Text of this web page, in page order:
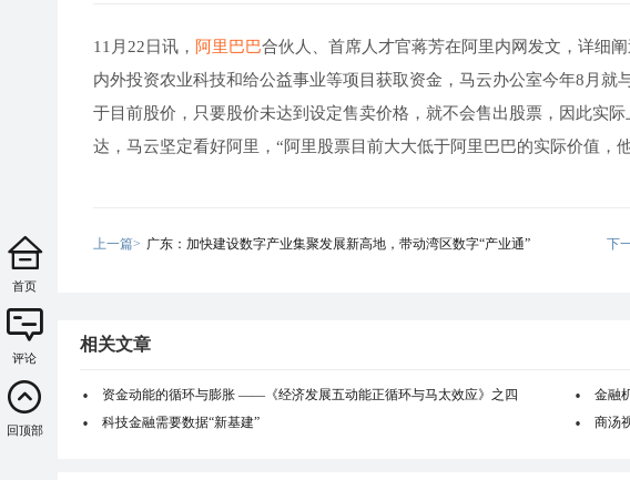
11月22日讯， 阿里巴巴合伙人、首席人才官蒋芳在阿里内网发文，详细
内外投资农业科技和给公益事业等项目获取资金，马云办公室今年8月
于目前股价，只要股价未达到设定售卖价格，就不会售出股票，因此实
达，马云坚定看好阿里，“阿里股票目前大大低于阿里巴巴的实际价值，
上一篇> 广东：加快建设数字产业集聚发展新高地，带动湾区数字“产业通” 下
相关文章
资金动能的循环与膨胀 ——《经济发展五动能正循环与马太效应》之四
金融
科技金融需要数据“新基建”
商汤
首页
评论
回顶部